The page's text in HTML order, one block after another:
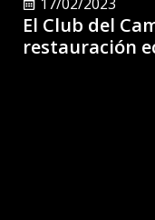
El Club del
restauración